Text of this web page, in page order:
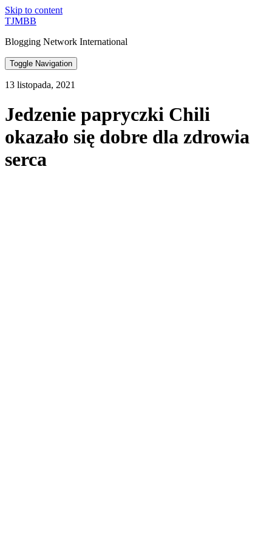
Skip to content
TJMBB
Blogging Network International
Toggle Navigation
13 listopada, 2021
Jedzenie papryczki Chili
okazało się dobre dla zdrowia
serca